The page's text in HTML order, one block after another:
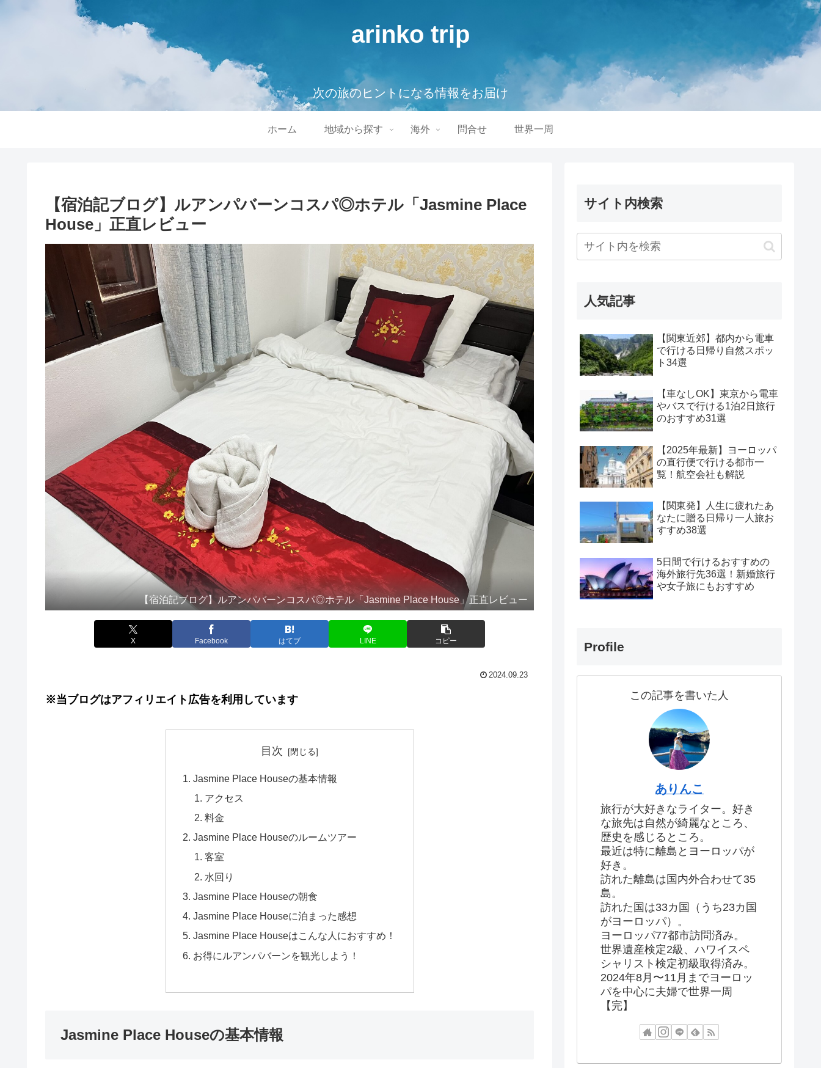
arinko trip
次の旅のヒントになる情報をお届け
ホーム 地域から探す 海外 問合せ 世界一周
【宿泊記ブログ】ルアンパバーンコスパ◎ホテル「Jasmine Place
House」正直レビュー
【宿泊記ブログ】ルアンパバーンコスパ◎ホテル「Jasmine Place House」正直レビュー
X Facebook はてブ LINE コピー
2024.09.23
※当ブログはアフィリエイト広告を利用しています
目次
Jasmine Place Houseの基本情報
アクセス
料金
Jasmine Place Houseのルームツアー
客室
水回り
Jasmine Place Houseの朝食
Jasmine Place Houseに泊まった感想
Jasmine Place Houseはこんな人におすすめ！
お得にルアンパバーンを観光しよう！
Jasmine Place Houseの基本情報
サイト内検索
人気記事
【関東近郊】都内から電車
で行ける日帰り自然スポッ
ト34選
【車なしOK】東京から電車
やバスで行ける1泊2日旅行
のおすすめ31選
【2025年最新】ヨーロッパ
の直行便で行ける都市一
覧！航空会社も解説
【関東発】人生に疲れたあ
なたに贈る日帰り一人旅お
すすめ38選
5日間で行けるおすすめの
海外旅行先36選！新婚旅行
や女子旅にもおすすめ
Profile
この記事を書いた人
ありんこ
旅行が大好きなライター。好き
な旅先は自然が綺麗なところ、
歴史を感じるところ。
最近は特に離島とヨーロッパが
好き。
訪れた離島は国内外合わせて35
島。
訪れた国は33カ国（うち23カ国
がヨーロッパ）。
ヨーロッパ77都市訪問済み。
世界遺産検定2級、ハワイスペ
シャリスト検定初級取得済み。
2024年8月〜11月までヨーロッ
パを中心に夫婦で世界一周
【完】